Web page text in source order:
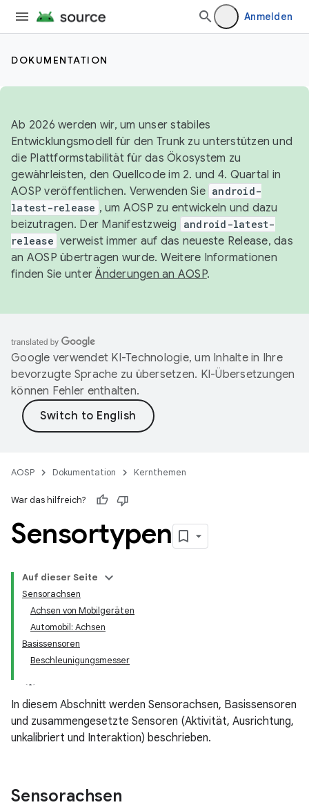
Anmelden
DOKUMENTATION
Ab 2026 werden wir, um unser stabiles
Entwicklungsmodell für den Trunk zu unterstützen und
die Plattformstabilität für das Ökosystem zu
gewährleisten, den Quellcode im 2. und 4. Quartal in
AOSP veröffentlichen. Verwenden Sie android-
latest-release , um AOSP zu entwickeln und dazu
beizutragen. Der Manifestzweig
android-latest-
release verweist immer auf das neueste Release, das
an AOSP übertragen wurde. Weitere Informationen
finden Sie unterÄnderungen an AOSP.
Google verwendet KI-Technologie, um Inhalte in Ihre
bevorzugte Sprache zu übersetzen. KI-Übersetzungen
können Fehler enthalten.
AOSP Dokumentation Kernthemen
War das hilfreich?
Sensortypen
Auf dieser Seite
Sensorachsen
Achsen von Mobilgeräten
Automobil: Achsen
Basissensoren
Beschleunigungsmesser
In diesem Abschnitt werden Sensorachsen, Basissensoren
und zusammengesetzte Sensoren (Aktivität, Ausrichtung,
unkalibriert und Interaktion) beschrieben.
Sensorachsen